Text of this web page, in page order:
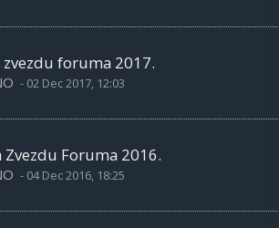
zvezdu foruma 2017.
- 02 Dec 2017, 12:03
Zvezdu Foruma 2016.
- 04 Dec 2016, 18:25